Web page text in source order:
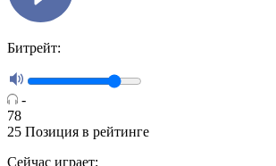
Битрейт:
-
78
25 Позиция в рейтинге
Сейчас играет: